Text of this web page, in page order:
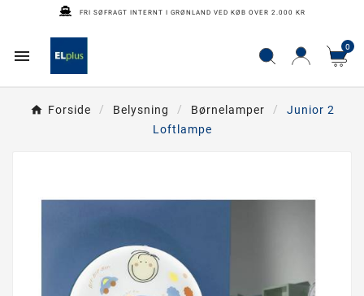
FRI SØFRAGT INTERNT I GRØNLAND VED KØB OVER 2.000 KR
 0
Forside Belysning Børnelamper
Junior 2
Loftlampe